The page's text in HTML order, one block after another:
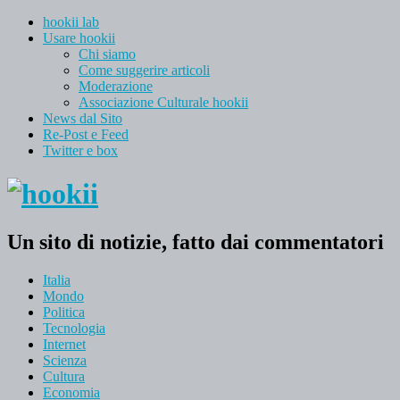
hookii lab
Usare hookii
Chi siamo
Come suggerire articoli
Moderazione
Associazione Culturale hookii
News dal Sito
Re-Post e Feed
Twitter e box
Un sito di notizie, fatto dai commentatori
Italia
Mondo
Politica
Tecnologia
Internet
Scienza
Cultura
Economia